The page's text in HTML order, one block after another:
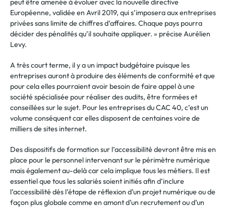
peut être amenée à évoluer avec la nouvelle directive
Européenne, validée en Avril 2019, qui s’imposera aux entreprises
privées sans limite de chiffres d’affaires. Chaque pays pourra
décider des pénalités qu’il souhaite appliquer. » précise Aurélien
Levy.
A très court terme, il y a un impact budgétaire puisque les
entreprises auront à produire des éléments de conformité et que
pour cela elles pourraient avoir besoin de faire appel à une
société spécialisée pour réaliser des audits, être formées et
conseillées sur le sujet. Pour les entreprises du CAC 40, c’est un
volume conséquent car elles disposent de centaines voire de
milliers de sites internet.
Des dispositifs de formation sur l’accessibilité devront être mis en
place pour le personnel intervenant sur le périmètre numérique
mais également au-delà car cela implique tous les métiers. Il est
essentiel que tous les salariés soient initiés afin d’inclure
l’accessibilité dès l’étape de réflexion d’un projet numérique ou de
façon plus globale comme en amont d’un recrutement ou d’un